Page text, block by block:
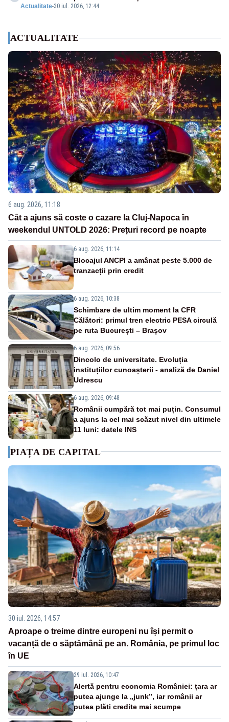
Actualitate-30 iul. 2026, 12:44
ACTUALITATE
6 aug. 2026, 11:18
Cât a ajuns să coste o cazare la Cluj-Napoca în
weekendul UNTOLD 2026: Prețuri record pe noapte
6 aug. 2026, 11:14
Blocajul ANCPI a amânat peste 5.000 de
tranzacții prin credit
6 aug. 2026, 10:38
Schimbare de ultim moment la CFR
Călători: primul tren electric PESA circulă
pe ruta București – Brașov
6 aug. 2026, 09:56
Dincolo de universitate. Evoluția
instituțiilor cunoașterii - analiză de Daniel
Udrescu
6 aug. 2026, 09:48
Românii cumpără tot mai puțin. Consumul
a ajuns la cel mai scăzut nivel din ultimele
11 luni: datele INS
PIAȚA DE CAPITAL
30 iul. 2026, 14:57
Aproape o treime dintre europeni nu își permit o
vacanță de o săptămână pe an. România, pe primul loc
în UE
29 iul. 2026, 10:47
Alertă pentru economia României: țara ar
putea ajunge la „junk”, iar românii ar
putea plăti credite mai scumpe